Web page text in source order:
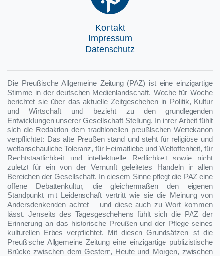
Kontakt
Impressum
Datenschutz
Die Preußische Allgemeine Zeitung (PAZ) ist eine einzigartige
Stimme in der deutschen Medienlandschaft. Woche für Woche
berichtet sie über das aktuelle Zeitgeschehen in Politik, Kultur
und Wirtschaft und bezieht zu den grundlegenden
Entwicklungen unserer Gesellschaft Stellung. In ihrer Arbeit fühlt
sich die Redaktion dem traditionellen preußischen Wertekanon
verpflichtet: Das alte Preußen stand und steht für religiöse und
weltanschauliche Toleranz, für Heimatliebe und Weltoffenheit, für
Rechtstaatlichkeit und intellektuelle Redlichkeit sowie nicht
zuletzt für ein von der Vernunft geleitetes Handeln in allen
Bereichen der Gesellschaft. In diesem Sinne pflegt die PAZ eine
offene Debattenkultur, die gleichermaßen den eigenen
Standpunkt mit Leidenschaft vertritt wie sie die Meinung von
Andersdenkenden achtet – und diese auch zu Wort kommen
lässt. Jenseits des Tagesgeschehens fühlt sich die PAZ der
Erinnerung an das historische Preußen und der Pflege seines
kulturellen Erbes verpflichtet. Mit diesen Grundsätzen ist die
Preußische Allgemeine Zeitung eine einzigartige publizistische
Brücke zwischen dem Gestern, Heute und Morgen, zwischen